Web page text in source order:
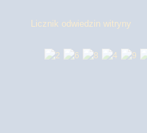
Licznik odwiedzin witryny